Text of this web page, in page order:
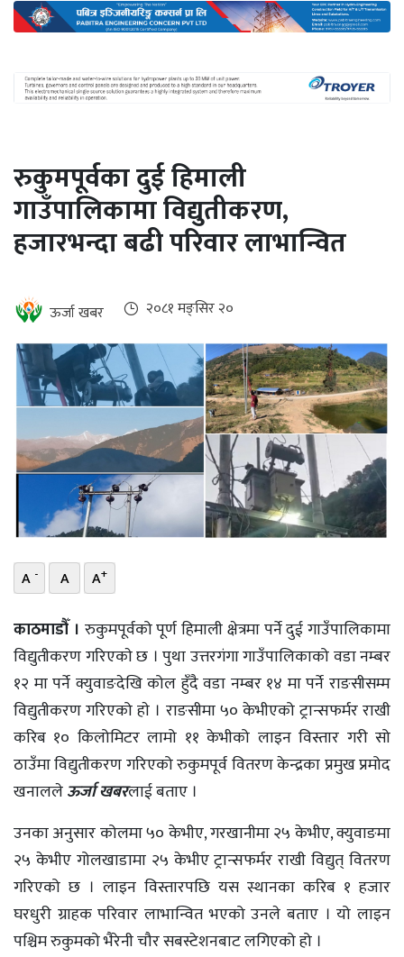
ऊर्जा
दक्षता
खबर
हरित
हाइड्रोजन
सम्पादकीय
बैंक
पर्यटन
भिडियो
छापा
खोज
ऊर्जा
विशेष
रुकुमपूर्वका दुई हिमाली
गाउँपालिकामा विद्युतीकरण,
हजारभन्दा बढी परिवार लाभान्वित
ऊर्जा खबर २०८१ मङ्सिर २०
A - A A+
काठमाडौँ । रुकुमपूर्वको पूर्ण हिमाली क्षेत्रमा पर्ने दुई गाउँपालिकामा
विद्युतीकरण गरिएकाे छ । पुथा उत्तरगंगा गाउँपालिकाको वडा नम्बर
१२ मा पर्ने क्युवाङदेखि कोल हुँदै वडा नम्बर १४ मा पर्ने राङसीसम्म
विद्युतीकरण गरिएको हाे । राङसीमा ५० केभीएको ट्रान्सफर्मर राखी
करिब १० किलोमिटर लामो ११ केभीको लाइन विस्तार गरी सो
ठाउँमा विद्युतीकरण गरिएको रुकुमपूर्व वितरण केन्द्रका प्रमुख प्रमोद
खनाललेऊर्जा खबरलाई बताए ।
उनका अनुसार कोलमा ५० केभीए, गरखानीमा २५ केभीए, क्युवाङमा
२५ केभीए गोलखाडामा २५ केभीए ट्रान्सफर्मर राखी विद्युत् वितरण
गरिएको छ । लाइन विस्तारपछि यस स्थानका करिब १ हजार
घरधुरी ग्राहक परिवार लाभान्वित भएको उनले बताए । यो लाइन
पश्चिम रुकुमको भैरेनी चौर सबस्टेशनबाट लगिएको हो ।